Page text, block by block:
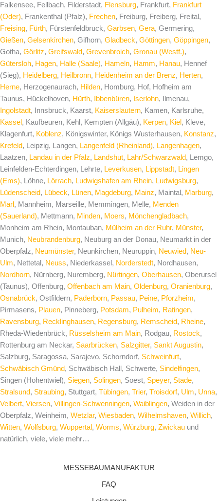
Falkensee, Fellbach, Filderstadt, Flensburg, Frankfurt, Frankfurt
(Oder), Frankenthal (Pfalz), Frechen, Freiburg, Freiberg, Freital,
Freising, Fürth, Fürstenfeldbruck, Garbsen, Gera, Germering,
Gießen, Gelsenkirchen, Gifhorn, Gladbeck, Göttingen, Göppingen,
Gotha, Görlitz, Greifswald, Grevenbroich, Gronau (Westf.),
Gütersloh, Hagen, Halle (Saale), Hameln, Hamm, Hanau, Hennef
(Sieg), Heidelberg, Heilbronn, Heidenheim an der Brenz, Herten,
Herne, Herzogenaurach, Hilden, Homburg, Hof, Hofheim am
Taunus, Hückelhoven, Hürth, Ibbenbüren, Iserlohn, Ilmenau,
Ingolstadt, Innsbruck, Kaarst, Kaiserslautern, Kamen, Karlsruhe,
Kassel, Kaufbeuren, Kehl, Kempten (Allgäu), Kerpen, Kiel, Kleve,
Klagenfurt, Koblenz, Königswinter, Königs Wusterhausen, Konstanz,
Krefeld, Leipzig, Langen, Langenfeld (Rheinland), Langenhagen,
Laatzen, Landau in der Pfalz, Landshut, Lahr/Schwarzwald, Lemgo,
Leinfelden-Echterdingen, Lehrte, Leverkusen, Lippstadt, Lingen
(Ems), Löhne, Lörrach, Ludwigshafen am Rhein, Ludwigsburg,
Lüdenscheid, Lübeck, Lünen, Magdeburg, Mainz, Maintal, Marburg,
Marl, Mannheim, Marseille, Memmingen, Melle, Menden
(Sauerland), Mettmann, Minden, Moers, Mönchengladbach,
Monheim am Rhein, Montauban, Mülheim an der Ruhr, Münster,
Munich, Neubrandenburg, Neuburg an der Donau, Neumarkt in der
Oberpfalz, Neumünster, Neunkirchen, Neuruppin, Neuwied, Neu-
Ulm, Nettetal, Neuss, Niederkassel, Norderstedt, Nordhausen,
Nordhorn, Nürnberg, Nuremberg, Nürtingen, Oberhausen, Oberursel
(Taunus), Offenburg, Offenbach am Main, Oldenburg, Oranienburg,
Osnabrück, Ostfildern, Paderborn, Passau, Peine, Pforzheim,
Pirmasens, Plauen, Pinneberg, Potsdam, Pulheim, Ratingen,
Ravensburg, Recklinghausen, Regensburg, Remscheid, Rheine,
Rheda-Wiedenbrück, Rüsselsheim am Main, Rodgau, Rostock,
Rottenburg am Neckar, Saarbrücken, Salzgitter, Sankt Augustin,
Salzburg, Saragossa, Sarajevo, Schorndorf, Schweinfurt,
Schwäbisch Gmünd, Schwäbisch Hall, Schwerte, Sindelfingen,
Singen (Hohentwiel), Siegen, Solingen, Soest, Speyer, Stade,
Stralsund, Straubing, Stuttgart, Tübingen, Trier, Troisdorf, Ulm, Unna,
Velbert, Viersen, Villingen-Schwenningen, Waiblingen, Weiden in der
Oberpfalz, Weinheim, Wetzlar, Wiesbaden, Wilhelmshaven, Willich,
Witten, Wolfsburg, Wuppertal, Worms, Würzburg, Zwickau und
natürlich, viele, viele mehr…
MESSEBAUMANUFAKTUR
FAQ